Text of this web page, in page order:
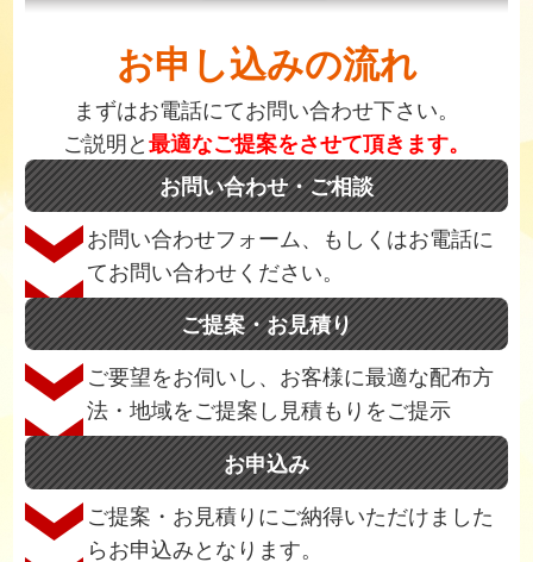
お申し込みの流れ
まずはお電話にてお問い合わせ下さい。
ご説明と最適なご提案をさせて頂きます。
お問い合わせ・ご相談
お問い合わせフォーム、もしくはお電話に
てお問い合わせください。
ご提案・お見積り
ご要望をお伺いし、お客様に最適な配布方
法・地域をご提案し見積もりをご提示
お申込み
ご提案・お見積りにご納得いただけました
らお申込みとなります。